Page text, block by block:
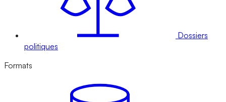
Dossiers
politiques
Formats